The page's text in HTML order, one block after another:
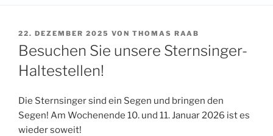
VERÖFFENTLICHT
AM
22. DEZEMBER 2025 VON THOMAS RAAB
Besuchen Sie unsere Sternsinger-
Haltestellen!
Die Sternsinger sind ein Segen und bringen den
Segen! Am Wochenende 10. und 11. Januar 2026 ist es
wieder soweit!